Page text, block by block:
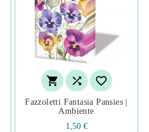
  
Fazzoletti Fantasia Pansies |
Ambiente
1,50 €